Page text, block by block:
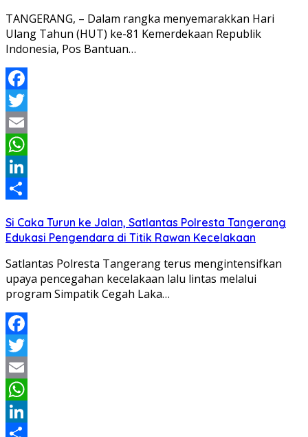
TANGERANG, – Dalam rangka menyemarakkan Hari
Ulang Tahun (HUT) ke-81 Kemerdekaan Republik
Indonesia, Pos Bantuan…
Facebook
Twitter
Email
WhatsApp
LinkedIn
Si Caka Turun ke Jalan, Satlantas Polresta Tangerang
Edukasi Pengendara di Titik Rawan Kecelakaan
Satlantas Polresta Tangerang terus mengintensifkan
upaya pencegahan kecelakaan lalu lintas melalui
program Simpatik Cegah Laka…
Facebook
Twitter
Email
WhatsApp
LinkedIn